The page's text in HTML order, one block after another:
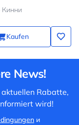
Kaufen
News!
aktuellen Rabatte,
wird!
и